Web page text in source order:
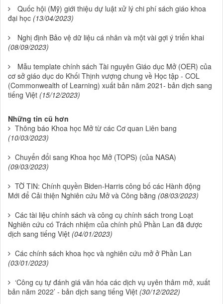
Quốc hội (Mỹ) giới thiệu dự luật xử lý chi phí sách giáo khoa
đại học (13/04/2023)
Nghị định Bảo vệ dữ liệu cá nhân và một vài gợi ý triển khai
(08/09/2023)
Mẫu template chính sách Tài nguyên Giáo dục Mở (OER) của
cơ sở giáo dục do Khối Thịnh vượng chung về Học tập - COL
(Commonwealth of Learning) xuất bản năm 2021- bản dịch sang
tiếng Việt (15/12/2023)
Những tin cũ hơn
Thông báo Khoa học Mở từ các Cơ quan Liên bang
(10/03/2023)
Chuyển đổi sang Khoa học Mở (TOPS) (của NASA)
(09/03/2023)
TỜ TIN: Chính quyền Biden-Harris công bố các Hành động
Mới để Cải thiện Nghiên cứu Mở và Công bằng (08/03/2023)
Các tài liệu chính sách và công cụ chính sách trong Loạt
Nghiên cứu có Trách nhiệm của chính phủ Phần Lan đã được
dịch sang tiếng Việt (04/01/2023)
Các chính sách khoa học và nghiên cứu mở ở Phần Lan
(03/01/2023)
‘Công cụ tự đánh giá văn hóa các dịch vụ uyên thâm mở, xuất
bản năm 2022’ - bản dịch sang tiếng Việt (30/12/2022)